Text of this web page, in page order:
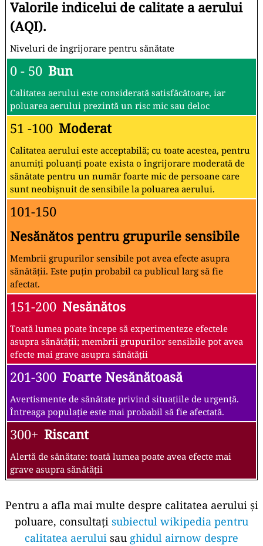
Valorile indicelui de calitate a aerului
(AQI).
Niveluri de îngrijorare pentru sănătate
0 - 50 Bun
Calitatea aerului este considerată satisfăcătoare, iar
poluarea aerului prezintă un risc mic sau deloc
51 -100 Moderat
Calitatea aerului este acceptabilă; cu toate acestea, pentru
anumiți poluanți poate exista o îngrijorare moderată de
sănătate pentru un număr foarte mic de persoane care
sunt neobișnuit de sensibile la poluarea aerului.
101-150
Nesănătos pentru grupurile sensibile
Membrii grupurilor sensibile pot avea efecte asupra
sănătății. Este puțin probabil ca publicul larg să fie
afectat.
151-200 Nesănătos
Toată lumea poate începe să experimenteze efectele
asupra sănătății; membrii grupurilor sensibile pot avea
efecte mai grave asupra sănătății
201-300 Foarte Nesănătoasă
Avertismente de sănătate privind situațiile de urgență.
Întreaga populație este mai probabil să fie afectată.
300+ Riscant
Alertă de sănătate: toată lumea poate avea efecte mai
grave asupra sănătății
Pentru a afla mai multe despre calitatea aerului și
poluare, consultați subiectul wikipedia pentru
calitatea aerului sau ghidul airnow despre